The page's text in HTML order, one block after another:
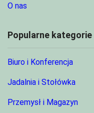
O nas
Popularne kategorie
Biuro i Konferencja
Jadalnia i Stołówka
Przemysł i Magazyn